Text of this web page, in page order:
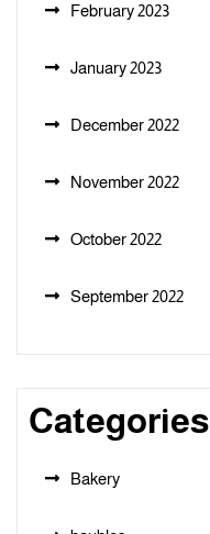
February 2023
January 2023
December 2022
November 2022
October 2022
September 2022
Categories
Bakery